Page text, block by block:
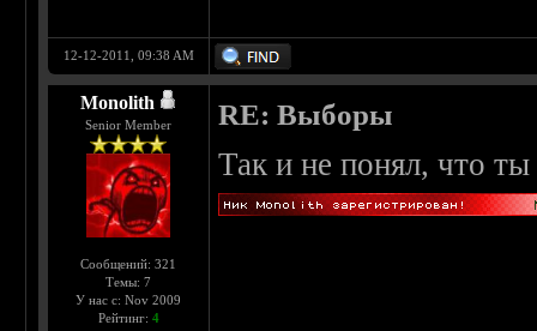
12-12-2011, 09:38 AM
Monolith
Senior Member
Сообщений: 321
Темы: 7
У нас с: Nov 2009
Рейтинг: 4
RE: Выборы
Так и не понял, что